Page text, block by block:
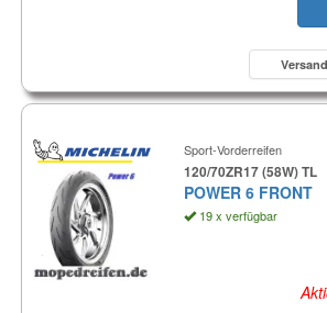
Sport-Vorderreifen
120/70ZR17 (58W) TL
POWER 6 FRONT
19 x verfügbar